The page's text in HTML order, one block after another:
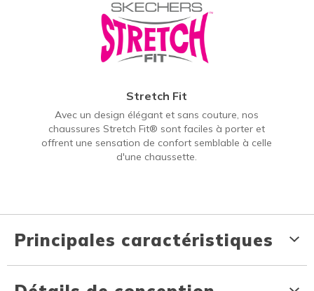
Stretch Fit
Avec un design élégant et sans couture, nos
chaussures Stretch Fit® sont faciles à porter et
offrent une sensation de confort semblable à celle
d'une chaussette.
Principales caractéristiques